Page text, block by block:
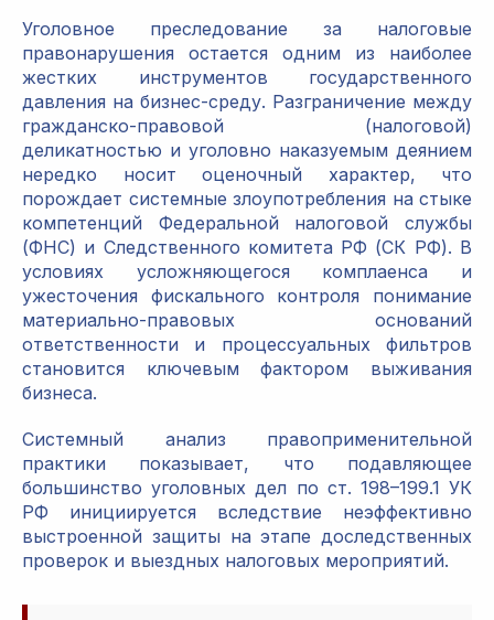
Уголовное преследование за налоговые
правонарушения остается одним из наиболее
жестких инструментов государственного
давления на бизнес-среду. Разграничение между
гражданско-правовой (налоговой)
деликатностью и уголовно наказуемым деянием
нередко носит оценочный характер, что
порождает системные злоупотребления на стыке
компетенций Федеральной налоговой службы
(ФНС) и Следственного комитета РФ (СК РФ). В
условиях усложняющегося комплаенса и
ужесточения фискального контроля понимание
материально-правовых оснований
ответственности и процессуальных фильтров
становится ключевым фактором выживания
бизнеса.
Системный анализ правоприменительной
практики показывает, что подавляющее
большинство уголовных дел по ст. 198–199.1 УК
РФ инициируется вследствие неэффективно
выстроенной защиты на этапе доследственных
проверок и выездных налоговых мероприятий.